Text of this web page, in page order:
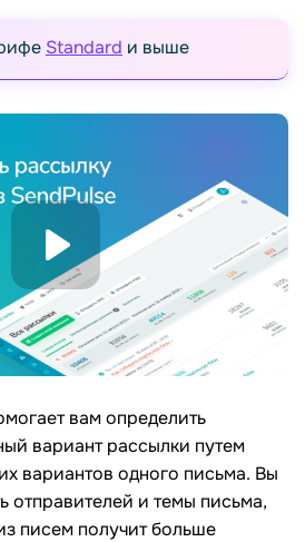
Standard и выше
вам определить
вариант рассылки путем
вариантов одного письма. Вы
отправителей и темы письма,
писем получит больше